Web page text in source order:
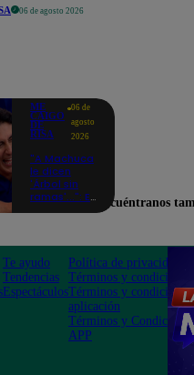
06 de agosto 2026
ME
CAIGO
DE
RISA
06 de
agosto
2026
"A Machuca
le dicen
'Árbol sin
ramas'...": El
hizo
explotar de
risa a todos
Encuéntranos
Te ayudo
Tendencias
Espectáculos
Política de privacidad
Términos y condiciones
Términos y condiciones
aplicación
Términos y Condiciones
APP